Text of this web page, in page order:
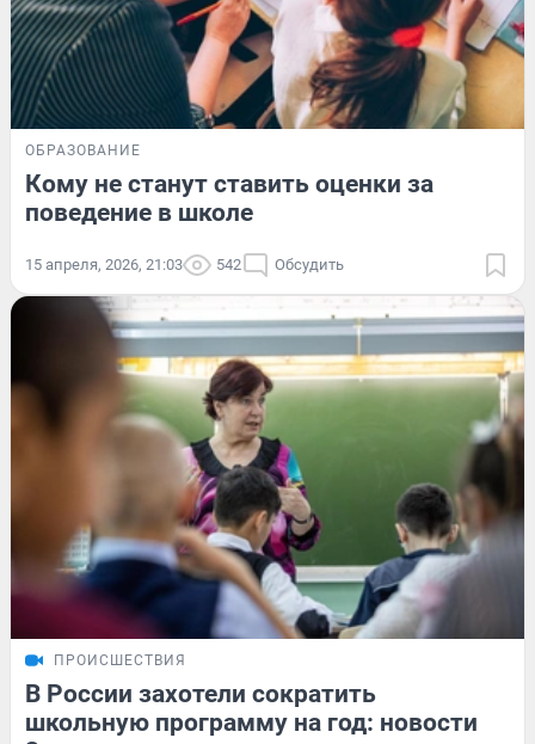
ОБРАЗОВАНИЕ
Кому не станут ставить оценки за
поведение в школе
15 апреля, 2026, 21:03 542 Обсудить
ПРОИСШЕСТВИЯ
В России захотели сократить
школьную программу на год: новости